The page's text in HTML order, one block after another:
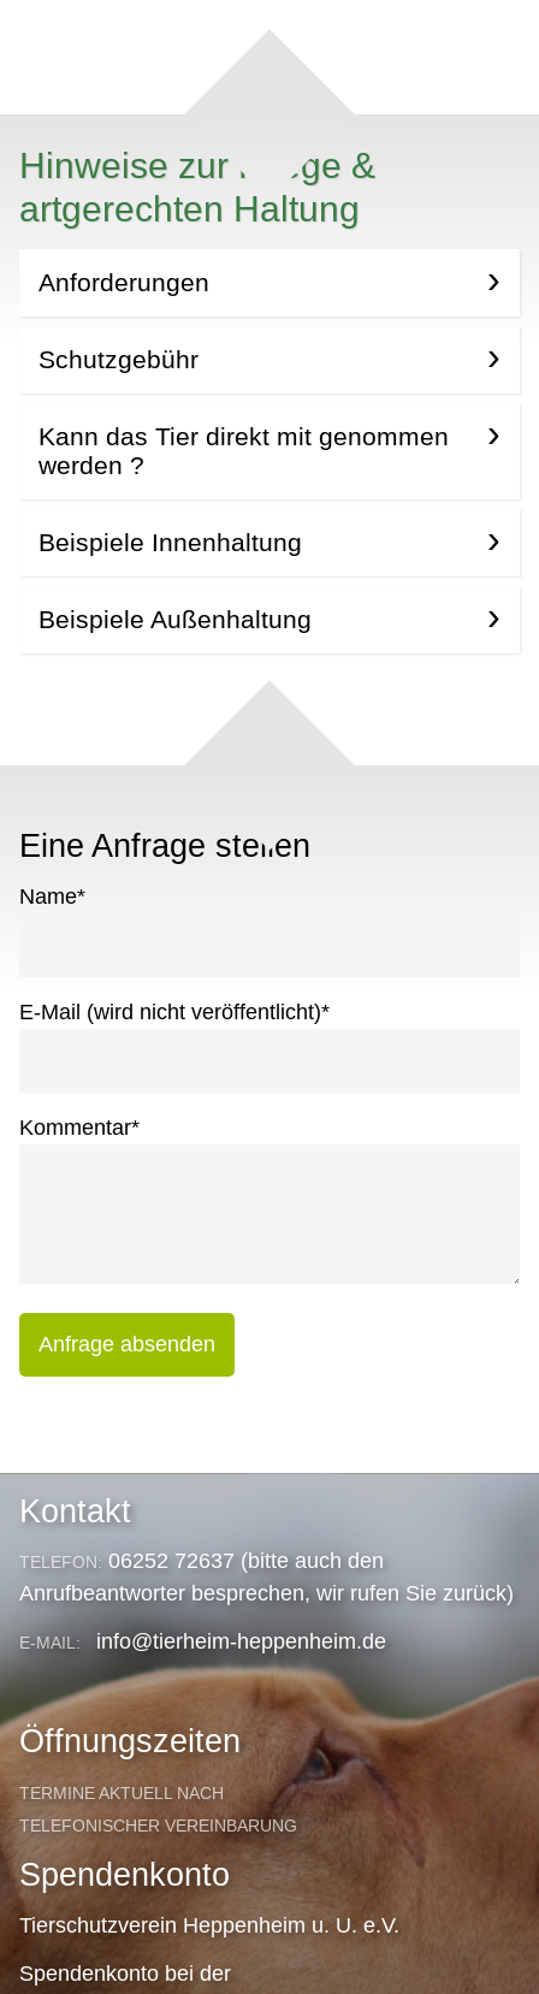
Hinweise zur Pflege &
artgerechten Haltung
Anforderungen
Schutzgebühr
Kann das Tier direkt mit genommen
werden ?
Beispiele Innenhaltung
Beispiele Außenhaltung
Eine Anfrage stellen
Name*
E-Mail (wird nicht veröffentlicht)*
Kommentar*
Anfrage absenden
Kontakt
TELEFON: 06252 72637 (bitte auch den
Anrufbeantworter besprechen, wir rufen Sie zurück)
E-MAIL: info@tierheim-heppenheim.de
Öffnungszeiten
TERMINE AKTUELL NACH
TELEFONISCHER VEREINBARUNG
Spendenkonto
Tierschutzverein Heppenheim u. U. e.V.
Spendenkonto bei der